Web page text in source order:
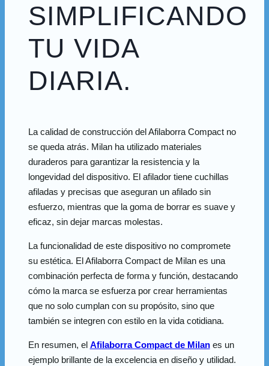
SIMPLIFICANDO
TU VIDA
DIARIA.
La calidad de construcción del Afilaborra Compact no
se queda atrás. Milan ha utilizado materiales
duraderos para garantizar la resistencia y la
longevidad del dispositivo. El afilador tiene cuchillas
afiladas y precisas que aseguran un afilado sin
esfuerzo, mientras que la goma de borrar es suave y
eficaz, sin dejar marcas molestas.
La funcionalidad de este dispositivo no compromete
su estética. El Afilaborra Compact de Milan es una
combinación perfecta de forma y función, destacando
cómo la marca se esfuerza por crear herramientas
que no solo cumplan con su propósito, sino que
también se integren con estilo en la vida cotidiana.
En resumen, el Afilaborra Compact de Milanes un
ejemplo brillante de la excelencia en diseño y utilidad.